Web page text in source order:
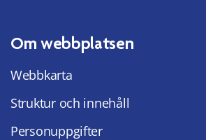
Om webbplatsen
Webbkarta
Struktur och innehåll
Personuppgifter